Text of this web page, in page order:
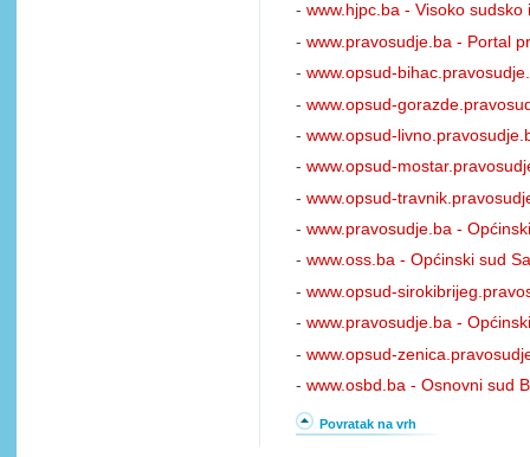
- www.hjpc.ba - Visoko
- www.pravosudje.ba - Portal
- www.opsud-
- www.opsud-
- www.opsud-
- www.opsud-
- www.opsud-
- www.pravosudje.ba -
- www.oss.ba - Općinski sud
- www.opsud-
- www.pravosudje.ba -
- www.opsud-
- www.osbd.ba - Osnovni sud
Povratak na vrh